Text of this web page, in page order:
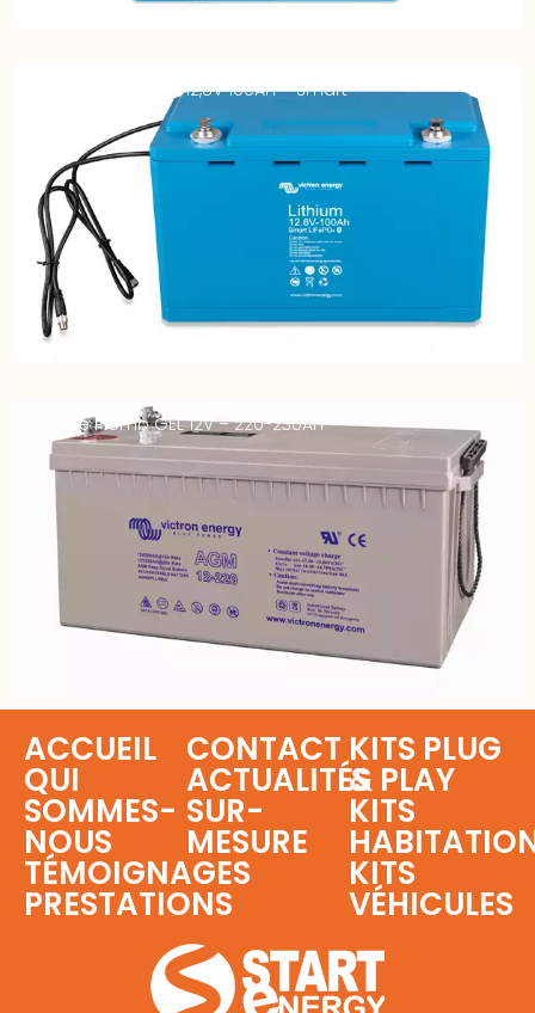
Batterie LiFe-Po4 – 12,8V 100Ah – Smart
Batterie Plomb GEL 12V – 220-230Ah
ACCUEIL
QUI
SOMMES-
NOUS
TÉMOIGNAGES
PRESTATIONS
CONTACT
ACTUALITÉS
SUR-
MESURE
KITS PLUG
& PLAY
KITS
KITS
VÉHICULES